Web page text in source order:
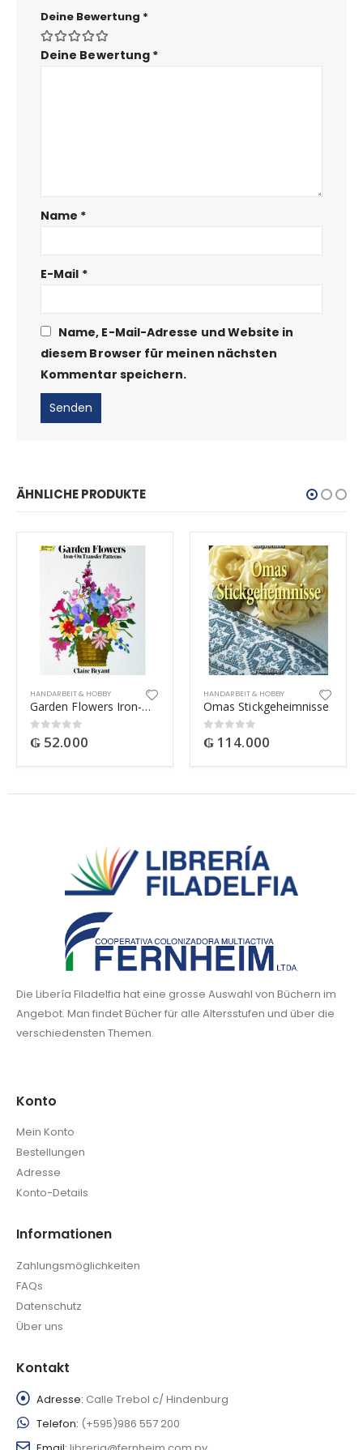
Deine Bewertung *
Deine Bewertung *
Name *
E-Mail *
Name, E-Mail-Adresse und Website in
diesem Browser für meinen nächsten
Kommentar speichern.
ÄHNLICHE PRODUKTE
HANDARBEIT & HOBBY
Garden Flowers Iron-On Transfer Patterns
0out of 5
₲ 52.000
HANDARBEIT & HOBBY
Omas Stickgeheimnisse
0out of 5
₲ 114.000
Die Libería Filadelfia hat eine grosse Auswahl von Büchern im
Angebot. Man findet Bücher für alle Altersstufen und über die
verschiedensten Themen.
Konto
Mein Konto
Bestellungen
Adresse
Konto-Details
Informationen
Zahlungsmöglichkeiten
FAQs
Datenschutz
Über uns
Kontakt
Adresse: Calle Trebol c/ Hindenburg
Telefon: (+595)986 557 200